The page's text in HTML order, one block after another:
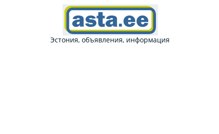
Эстония, объявления, информация